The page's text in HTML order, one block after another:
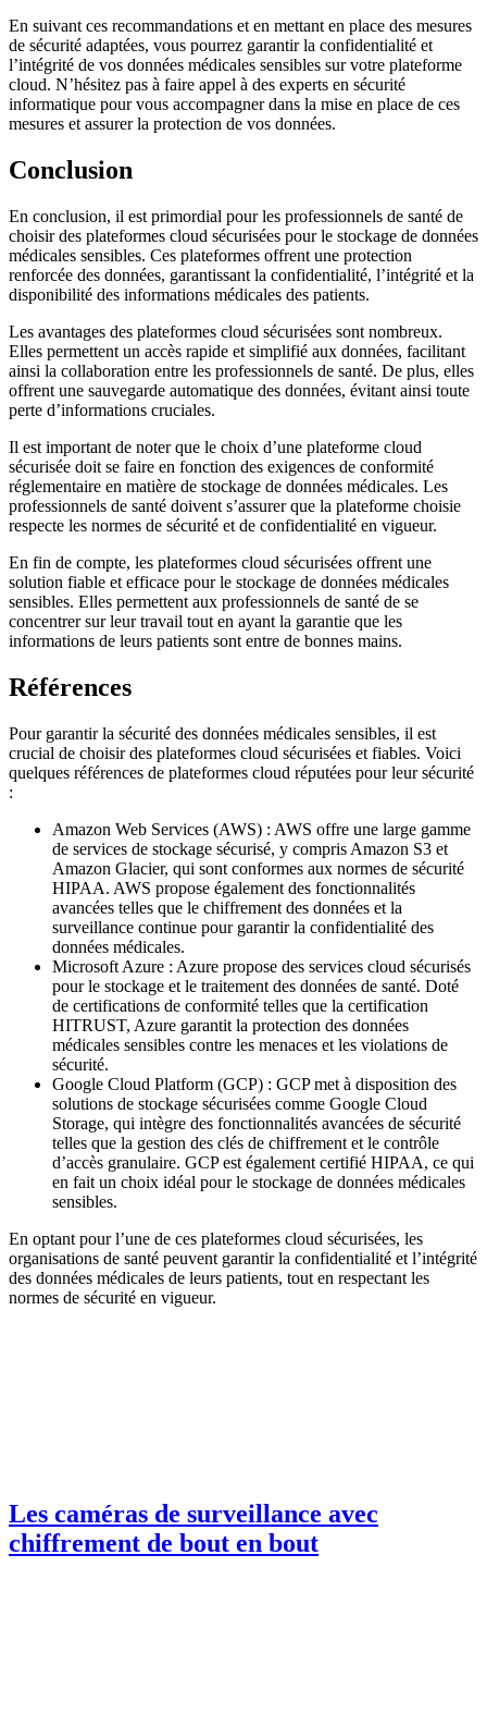
En suivant ces recommandations et en mettant en place des mesures
de sécurité adaptées, vous pourrez garantir la confidentialité et
l’intégrité de vos données médicales sensibles sur votre plateforme
cloud. N’hésitez pas à faire appel à des experts en sécurité
informatique pour vous accompagner dans la mise en place de ces
mesures et assurer la protection de vos données.
Conclusion
En conclusion, il est primordial pour les professionnels de santé de
choisir des plateformes cloud sécurisées pour le stockage de données
médicales sensibles. Ces plateformes offrent une protection
renforcée des données, garantissant la confidentialité, l’intégrité et la
disponibilité des informations médicales des patients.
Les avantages des plateformes cloud sécurisées sont nombreux.
Elles permettent un accès rapide et simplifié aux données, facilitant
ainsi la collaboration entre les professionnels de santé. De plus, elles
offrent une sauvegarde automatique des données, évitant ainsi toute
perte d’informations cruciales.
Il est important de noter que le choix d’une plateforme cloud
sécurisée doit se faire en fonction des exigences de conformité
réglementaire en matière de stockage de données médicales. Les
professionnels de santé doivent s’assurer que la plateforme choisie
respecte les normes de sécurité et de confidentialité en vigueur.
En fin de compte, les plateformes cloud sécurisées offrent une
solution fiable et efficace pour le stockage de données médicales
sensibles. Elles permettent aux professionnels de santé de se
concentrer sur leur travail tout en ayant la garantie que les
informations de leurs patients sont entre de bonnes mains.
Références
Pour garantir la sécurité des données médicales sensibles, il est
crucial de choisir des plateformes cloud sécurisées et fiables. Voici
quelques références de plateformes cloud réputées pour leur sécurité
:
Amazon Web Services (AWS) : AWS offre une large gamme
de services de stockage sécurisé, y compris Amazon S3 et
Amazon Glacier, qui sont conformes aux normes de sécurité
HIPAA. AWS propose également des fonctionnalités
avancées telles que le chiffrement des données et la
surveillance continue pour garantir la confidentialité des
données médicales.
Microsoft Azure : Azure propose des services cloud sécurisés
pour le stockage et le traitement des données de santé. Doté
de certifications de conformité telles que la certification
HITRUST, Azure garantit la protection des données
médicales sensibles contre les menaces et les violations de
sécurité.
Google Cloud Platform (GCP) : GCP met à disposition des
solutions de stockage sécurisées comme Google Cloud
Storage, qui intègre des fonctionnalités avancées de sécurité
telles que la gestion des clés de chiffrement et le contrôle
d’accès granulaire. GCP est également certifié HIPAA, ce qui
en fait un choix idéal pour le stockage de données médicales
sensibles.
En optant pour l’une de ces plateformes cloud sécurisées, les
organisations de santé peuvent garantir la confidentialité et l’intégrité
des données médicales de leurs patients, tout en respectant les
normes de sécurité en vigueur.
Les caméras de surveillance avec
chiffrement de bout en bout